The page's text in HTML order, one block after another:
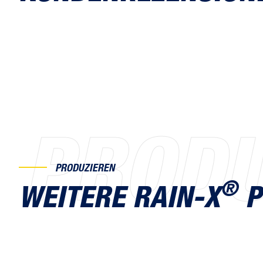
PRODUZIEREN
WEITERE RAIN-X®